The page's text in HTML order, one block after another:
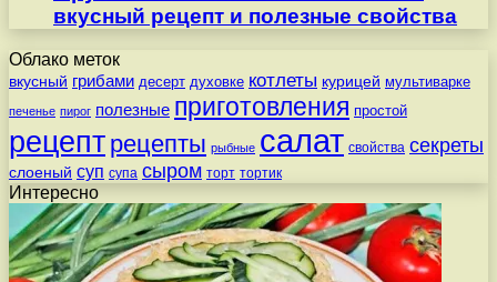
вкусный рецепт и полезные свойства
Облако меток
вкусный грибами десерт духовке котлеты курицей мультиварке
печенье пирог полезные приготовления простой
рецепт рецепты рыбные салат свойства секреты
слоеный суп супа сыром торт тортик
Интересно